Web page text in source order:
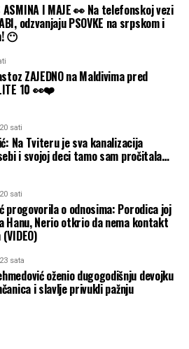
ASMINA I MAJE 👀 Na telefonskoj vezi
odzvanjaju PSOVKE na srpskom i
😶
ZAJEDNO na Maldivima pred
10 👀❤️
20 sati
Na Tviteru je sva kanalizacija
sebi i svojoj deci tamo sam pročitala…
20 sati
progovorila o odnosima: Porodica joj
Hanu, Nerio otkrio da nema kontakt
23 sata
oženio dugogodišnju devojku
i slavlje privukli pažnju